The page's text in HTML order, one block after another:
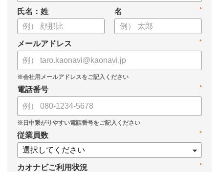
氏名：姓 *
名
*
メールアドレス
*
電話番号
*
従業員数
*
カオナビご利用状況